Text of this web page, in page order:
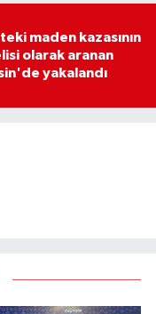
maden kazasının
olarak aranan
yakalandı